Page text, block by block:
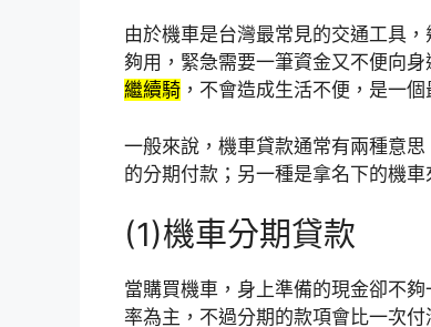
由於機車是台灣最常見的交通工具
夠用，緊急需要一筆資金又不便向身
繼續騎 ，不會造成生活不便，是一個
一般來說，機車貸款通常有兩種意
的分期付款；另一種是拿名下的機
(1)機車分期貸款
當購買機車，身上準備的現金卻不
率為主，不過分期的款項會比一次付